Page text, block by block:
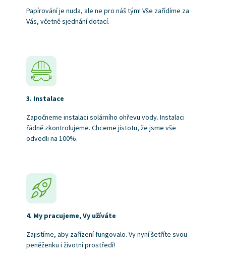
Papírování je nuda, ale ne pro náš tým! Vše zařídíme za
Vás, včetně sjednání dotací.
3. Instalace
Započneme instalaci solárního ohřevu vody. Instalaci
řádně zkontrolujeme. Chceme jistotu, že jsme vše
odvedli na 100%.
4. My pracujeme, Vy užíváte
Zajistíme, aby zařízení fungovalo. Vy nyní šetříte svou
peněženku i životní prostředí!